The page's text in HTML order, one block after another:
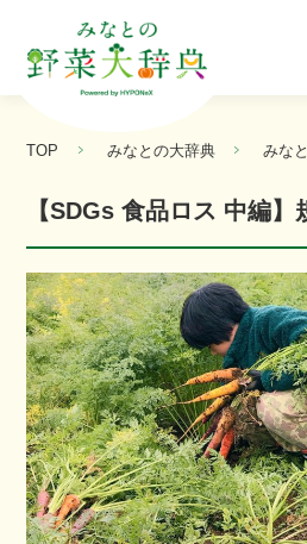
TOP みなとの大辞典 みな
【SDGs 食品ロス 中編】